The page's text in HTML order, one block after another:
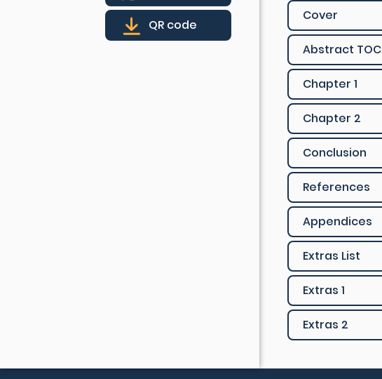
QR code
Cover
Abstract TOC
Chapter 1
Chapter 2
Conclusion
References
Appendices
Extras List
Extras 1
Extras 2